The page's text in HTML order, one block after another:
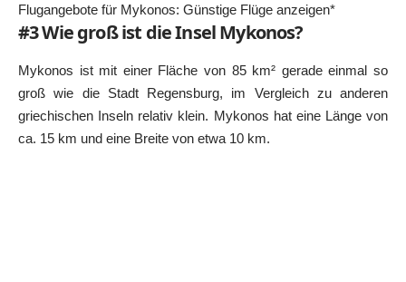
Flugangebote für Mykonos: Günstige Flüge anzeigen*
#3 Wie groß ist die Insel Mykonos?
Mykonos ist mit einer Fläche von 85 km² gerade einmal so
groß wie die Stadt Regensburg, im Vergleich zu anderen
griechischen Inseln relativ klein. Mykonos hat eine Länge von
ca. 15 km und eine Breite von etwa 10 km.